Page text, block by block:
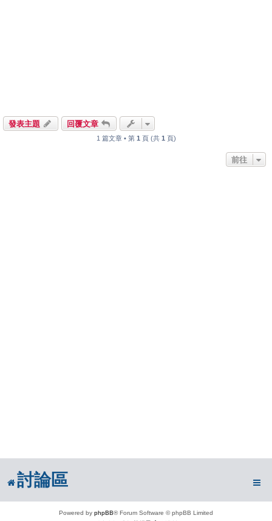
發表主題 回覆文章
1 篇文章 • 第 1 頁 (共 1 頁)
前往
討論區
Powered by phpBB® Forum Software © phpBB Limited